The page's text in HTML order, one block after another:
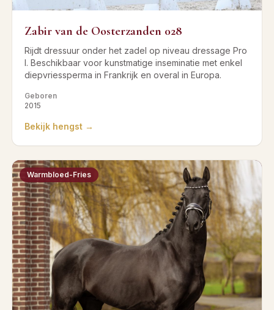
Zabir van de Oosterzanden 028
Rijdt dressuur onder het zadel op niveau dressage Pro
I. Beschikbaar voor kunstmatige inseminatie met enkel
diepvriessperma in Frankrijk en overal in Europa.
Geboren
2015
Bekijk hengst →
Warmbloed-Fries